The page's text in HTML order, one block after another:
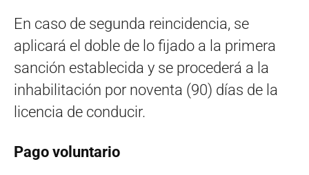
En caso de segunda reincidencia, se
aplicará el doble de lo fijado a la primera
sanción establecida y se procederá a la
inhabilitación por noventa (90) días de la
licencia de conducir.
Pago voluntario